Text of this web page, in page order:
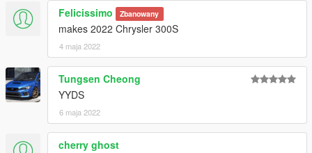
Felicissimo Zbanowany
makes 2022 Chrysler 300S
4 maja 2022
Tungsen Cheong
YYDS
6 maja 2022
cherry ghost